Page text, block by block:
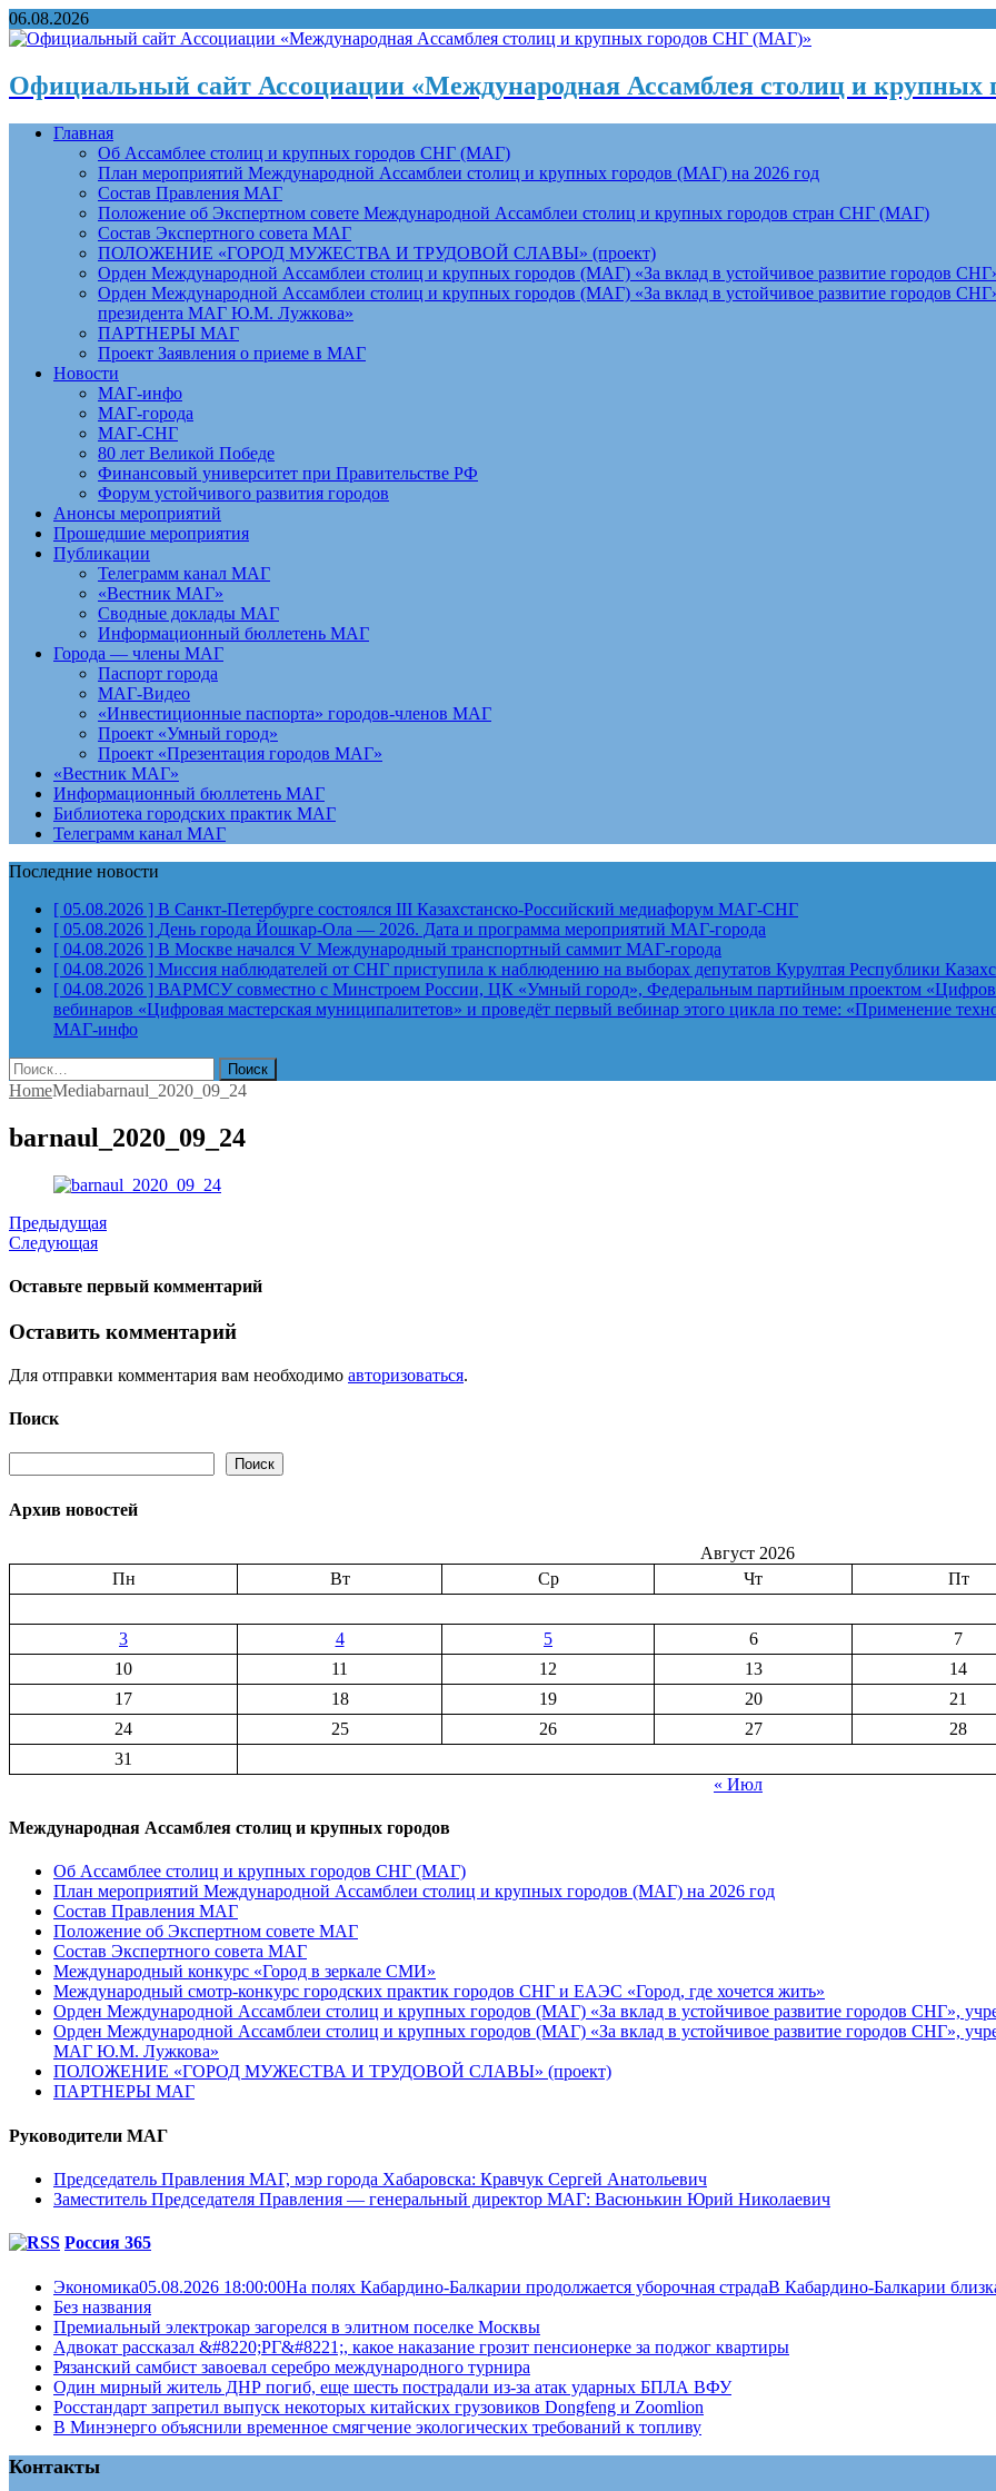
06.08.2026
Официальный сайт Ассоциации «Международная Ассамблея столиц и
Главная
Об Ассамблее столиц и крупных городов СНГ (МАГ)
План мероприятий Международной Ассамблеи столиц и крупных городов (МАГ) на 2026 год
Состав Правления МАГ
Положение об Экспертном совете Международной Ассамблеи столиц и крупных городов стран СНГ (МАГ)
Состав Экспертного совета МАГ
ПОЛОЖЕНИЕ «ГОРОД МУЖЕСТВА И ТРУДОВОЙ СЛАВЫ» (проект)
Орден Международной Ассамблеи столиц и крупных городов (МАГ) «За вклад в устойчивое развитие городов
Орден Международной Ассамблеи столиц и крупных городов (МАГ) «За вклад в устойчивое развитие городов
президента МАГ Ю.М. Лужкова»
ПАРТНЕРЫ МАГ
Проект Заявления о приеме в МАГ
Новости
МАГ-инфо
МАГ-города
МАГ-СНГ
80 лет Великой Победе
Финансовый университет при Правительстве РФ
Форум устойчивого развития городов
Анонсы мероприятий
Прошедшие мероприятия
Публикации
Телеграмм канал МАГ
«Вестник МАГ»
Сводные доклады МАГ
Информационный бюллетень МАГ
Города — члены МАГ
Паспорт города
МАГ-Видео
«Инвестиционные паспорта» городов-членов МАГ
Проект «Умный город»
Проект «Презентация городов МАГ»
«Вестник МАГ»
Информационный бюллетень МАГ
Библиотека городских практик МАГ
Телеграмм канал МАГ
Последние новости
[ 05.08.2026 ] В Санкт-Петербурге состоялся III Казахстанско-Российский медиафорум МАГ-СНГ
[ 05.08.2026 ] День города Йошкар-Ола — 2026. Дата и программа мероприятий МАГ-города
[ 04.08.2026 ] В Москве начался V Международный транспортный саммит МАГ-города
[ 04.08.2026 ] Миссия наблюдателей от СНГ приступила к наблюдению на выборах депутатов Курултая Республики
[ 04.08.2026 ] ВАРМСУ совместно с Минстроем России, ЦК «Умный город», Федеральным партийным проектом
вебинаров «Цифровая мастерская муниципалитетов» и проведёт первый вебинар этого цикла по теме: «Применение
МАГ-инфо
Найти:
HomeMediabarnaul_2020_09_24
barnaul_2020_09_24
Предыдущая
Следующая
Оставьте первый комментарий
Оставить комментарий
Для отправки комментария вам необходимо авторизоваться.
Поиск
Поиск
Архив новостей
Август 2026
Пн
Вт Ср Чт Пт
3
4 5 6 7
10
11 12 13 14
17
18 19 20 21
24
25 26 27 28
31
« Июл
Международная Ассамблея столиц и крупных городов
Об Ассамблее столиц и крупных городов СНГ (МАГ)
План мероприятий Международной Ассамблеи столиц и крупных городов (МАГ) на 2026 год
Состав Правления МАГ
Положение об Экспертном совете МАГ
Состав Экспертного совета МАГ
Международный конкурс «Город в зеркале СМИ»
Международный смотр-конкурс городских практик городов СНГ и ЕАЭС «Город, где хочется жить»
Орден Международной Ассамблеи столиц и крупных городов (МАГ) «За вклад в устойчивое развитие городов СНГ»,
Орден Международной Ассамблеи столиц и крупных городов (МАГ) «За вклад в устойчивое развитие городов СНГ»,
МАГ Ю.М. Лужкова»
ПОЛОЖЕНИЕ «ГОРОД МУЖЕСТВА И ТРУДОВОЙ СЛАВЫ» (проект)
ПАРТНЕРЫ МАГ
Руководители МАГ
Председатель Правления МАГ, мэр города Хабаровска: Кравчук Сергей Анатольевич
Заместитель Председателя Правления — генеральный директор МАГ: Васюнькин Юрий Николаевич
Россия 365
Экономика05.08.2026 18:00:00На полях Кабардино-Балкарии продолжается уборочная страдаВ Кабардино-Балкарии
Без названия
Премиальный электрокар загорелся в элитном поселке Москвы
Адвокат рассказал &#8220;РГ&#8221;, какое наказание грозит пенсионерке за поджог квартиры
Рязанский самбист завоевал серебро международного турнира
Один мирный житель ДНР погиб, еще шесть пострадали из-за атак ударных БПЛА ВФУ
Росстандарт запретил выпуск некоторых китайских грузовиков Dongfeng и Zoomlion
В Минэнерго объяснили временное смягчение экологических требований к топливу
Контакты